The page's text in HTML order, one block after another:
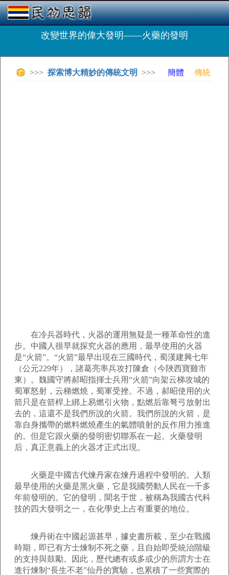
改變世界的偉大發明――火藥的發明
>>> 探索博大精妙的傳統文明 >>> 簡體 傳統
在冷兵器時代，火器的運用無疑是一種革命性的進
步。中國人很早就探究火器的應用，最早使用的火器
是“火箭”。“火箭”最早出現在三國時代，蜀漢建興七年
（公元229年），諸葛亮率兵攻打陳倉（今陜西寶雞市
東）。魏國守將郝昭指揮士兵用“火箭”向架云梯攻城的
蜀軍怒射，云梯燃燒，蜀軍受挫。不過，郝昭使用的火
箭只是在箭桿上綁上易燃引火物，點燃后靠弩弓放射出
去的，這還不是我們所說的火箭。我們所說的火箭，是
靠自身攜帶的燃料燃燒產生的氣體噴射的反作用力推進
的。但是它跟火藥的發明密切聯系在一起。火藥發明
后，真正意義上的火器才正式出現。
火藥是中國古代煉丹家在煉丹過程中發明的。人類
最早使用的火藥是黑火藥，它是我國勞動人民在一千多
年前發明的。它的發明，聞名于世，被稱為我國古代科
技的四大發明之一，在化學史上占有重要的地位。
煉丹術在中國起源甚早，據史書所載，至少在戰國
時期，即已有方士煉制不死之藥，且自始即受統治階級
的支持與鼓勵。因此，歷代總有或多或少的所謂方士在
進行煉制“長生不老”仙丹的實驗，也累積了一些實際的